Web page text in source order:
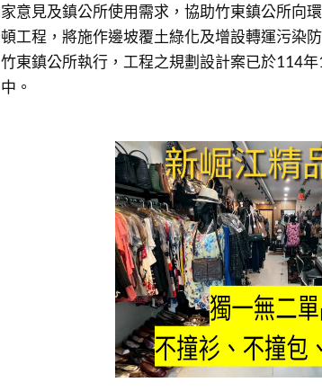
家意見及鎮公所使用需求，協助竹東鎮公所向
頓工程，將施作邊坡覆土綠化及增設轉運污染
竹東鎮公所執行，工程之規劃設計案已於114
中。